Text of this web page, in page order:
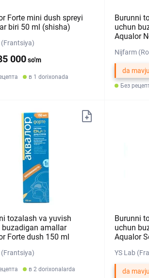
Forte mini dush spreyi
biri 50 ml (shisha)
(Frantsiya)
000so'm
в 1 dorixonada
Burunni
uchun
Aqualor
Nijfarm
da
Без
tozalash va yuvish
buzadigan amallar
Forte dush 150 ml
(Frantsiya)
в 2 dorixonalarda
Burunni
uchun
Aqualor
YS Lab
da